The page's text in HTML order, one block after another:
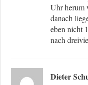
Uhr herum
danach
eben nicht
nach
Dieter